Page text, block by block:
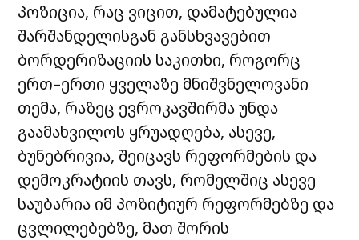
პოზიცია, რაც ვიცით, დამატებულია
შარშანდელისგან განსხვავებით
ბორდერიზაციის საკითხი, როგორც
ერთ–ერთი ყველაზე მნიშვნელოვანი
თემა, რაზეც ევროკავშირმა უნდა
გაამახვილოს ყრუადღება, ასევე,
ბუნებრივია, შეიცავს რეფორმების და
დემოკრატიის თავს, რომელშიც ასევე
საუბარია იმ პოზიტიურ რეფორმებზე და
ცვლილებებზე, მათ შორის